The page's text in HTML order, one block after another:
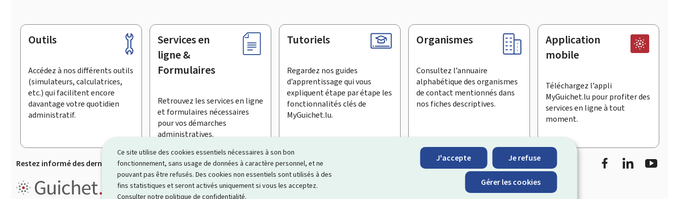
Ce site utilise des cookies essentiels nécessaires à son bon
fonctionnement, sans usage de données à caractère personnel, et ne
pouvant pas être refusés. Des cookies non essentiels sont utilisés à des
fins statistiques et seront activés uniquement si vous les acceptez.
Consulter notre politique de confidentialité.
J'accepte Je refuse
Gérer les cookies
Pied
page
Outils
Accédez à nos différents outils
(simulateurs, calculatrices,
etc.) qui facilitent encore
davantage votre quotidien
administratif.
Services en
ligne &
Formulaires
Retrouvez les services en ligne
et formulaires nécessaires
pour vos démarches
administratives.
Tutoriels
Regardez nos guides
d’apprentissage qui vous
expliquent étape par étape les
fonctionnalités clés de
MyGuichet.lu.
Organismes
Consultez l’annuaire
alphabétique des organismes
de contact mentionnés dans
nos fiches descriptives.
Application
mobile
Téléchargez l’appli
MyGuichet.lu pour profiter des
services en ligne à tout
moment.
Restez informé des dernières actualités de Guichet.lu S’inscrire à la newsletter
FacebookLinkedIn
Guichet.lu est un ensemble de pages Internet qui vous aide à
informe sur les
démarches administratives.